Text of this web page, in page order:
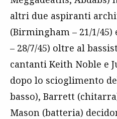
altri due aspiranti
(Birmingham – 21/1/
– 28/7/45) oltre al
cantanti Keith Noble e
dopo lo scioglimento
basso), Barrett
Mason (batteria)